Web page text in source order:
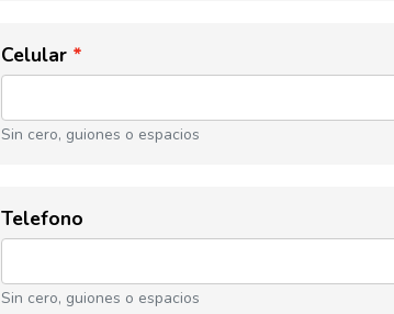
Celular
Sin cero, guiones o espacios
Telefono
Sin cero, guiones o espacios